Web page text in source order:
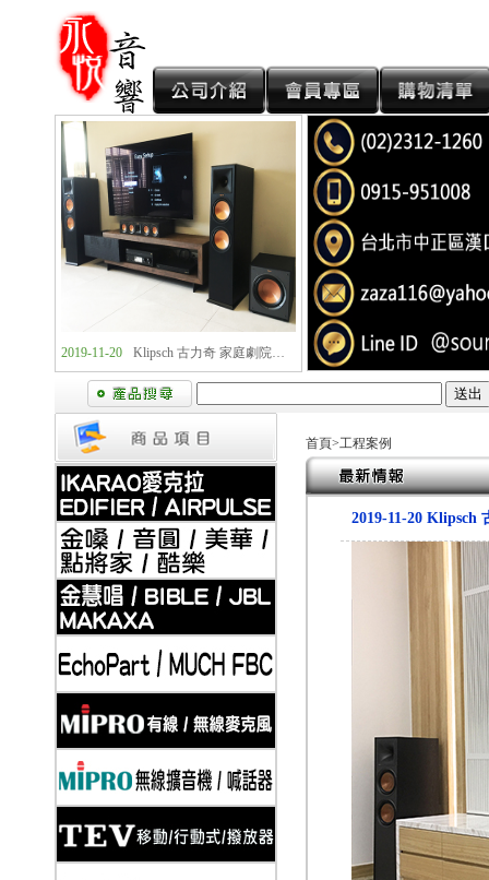
2019-11-20 Klipsch 古力奇 卡拉OK套組1 安裝實例
2019-11-20 Klipsch 古力奇 家庭劇院套組2 安裝實例
2019-11-20 Klipsch 古力奇 家庭劇院套組3 安裝實例
2019-11-20 Klipsch 古力奇 家庭劇院套組4 安裝實例
首頁>工程案例
2019-11-20 Klipsch